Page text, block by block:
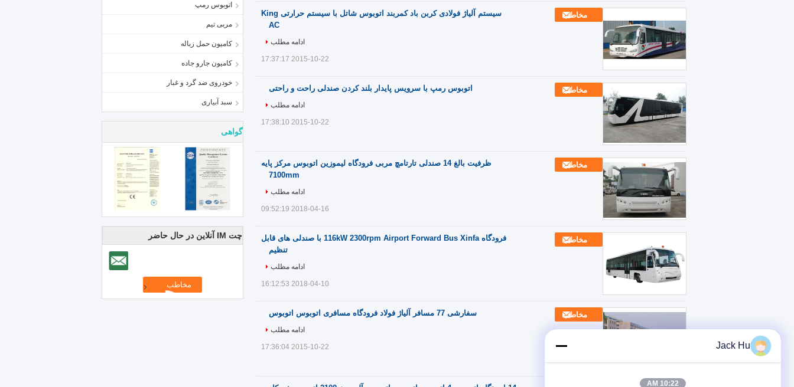
اتوبوس رمپ
مربی تیم
کامیون حمل زباله
کامیون جارو جاده
خودروی ضد گرد و غبار
سبد آبیاری
گواهی
چت IM آنلاین در حال حاضر
سیستم آلیاژ فولادی کربن باد کمربند اتوبوس شاتل با سیستم حرارتی King
AC
مخاطب
ادامه مطلب
2015-10-22 17:37:17
اتوبوس رمپ با سرویس پایدار بلند کردن صندلی راحت و راحتی مخاطب
ادامه مطلب
2015-10-22 17:38:10
ظرفیت بالغ 14 صندلی تارتامچ مربی فرودگاه لیموزین اتوبوس مرکز پایه
7100mm
مخاطب
ادامه مطلب
2018-04-16 09:52:19
فرودگاه 116kW 2300rpm Airport Forward Bus Xinfa با صندلی های قابل
تنظیم
مخاطب
ادامه مطلب
2018-04-10 16:12:53
سفارشی 77 مسافر آلیاژ فولاد فرودگاه مسافری اتوبوس اتوبوس مخاطب
ادامه مطلب
2015-10-22 17:36:04 Jack Hu
10:22 AM